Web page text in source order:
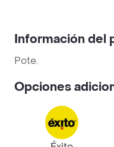
Información del
Pote.
Opciones